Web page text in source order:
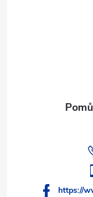
https://